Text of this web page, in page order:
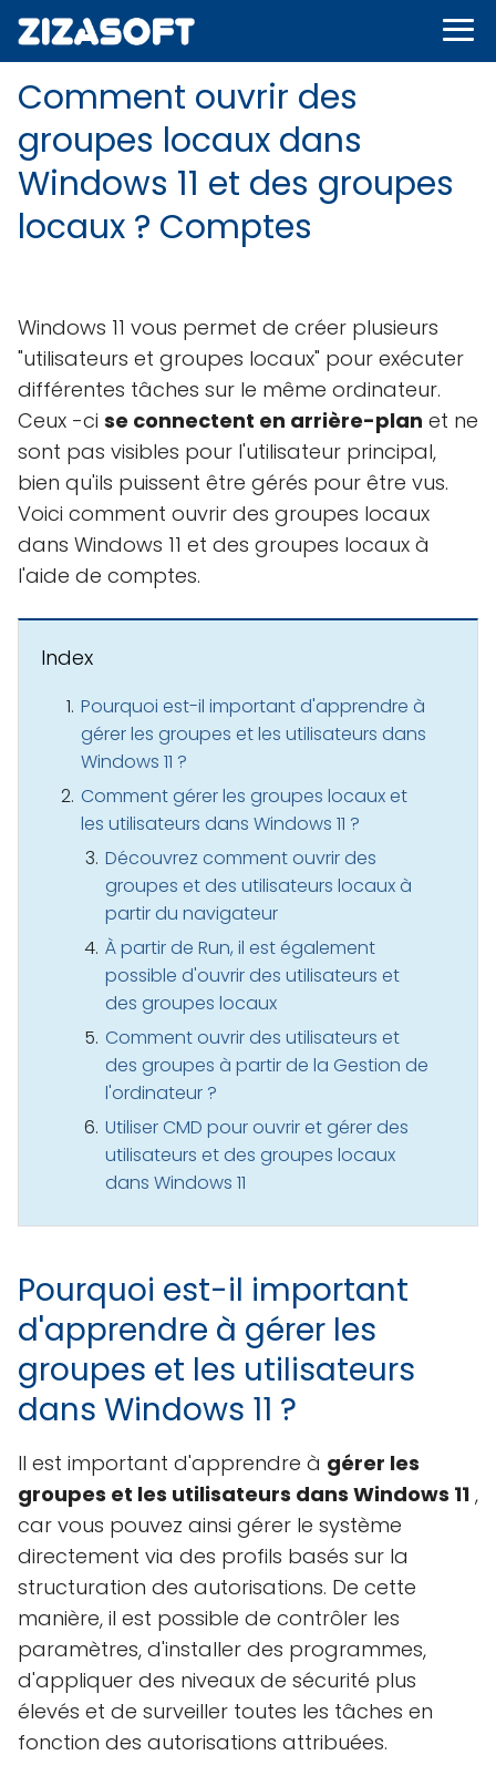
Comment ouvrir des
groupes locaux dans
Windows 11 et des groupes
locaux ? Comptes
Windows 11 vous permet de créer plusieurs
"utilisateurs et groupes locaux" pour exécuter
différentes tâches sur le même ordinateur.
Ceux -ci se connectent en arrière-plan et ne
sont pas visibles pour l'utilisateur principal,
bien qu'ils puissent être gérés pour être vus.
Voici comment ouvrir des groupes locaux
dans Windows 11 et des groupes locaux à
l'aide de comptes.
Index
Pourquoi est-il important d'apprendre à
gérer les groupes et les utilisateurs dans
Windows 11 ?
Comment gérer les groupes locaux et
les utilisateurs dans Windows 11 ?
Découvrez comment ouvrir des
groupes et des utilisateurs locaux à
partir du navigateur
À partir de Run, il est également
possible d'ouvrir des utilisateurs et
des groupes locaux
Comment ouvrir des utilisateurs et
des groupes à partir de la Gestion de
l'ordinateur ?
Utiliser CMD pour ouvrir et gérer des
utilisateurs et des groupes locaux
dans Windows 11
Pourquoi est-il important
d'apprendre à gérer les
groupes et les utilisateurs
dans Windows 11 ?
Il est important d'apprendre à gérer les
groupes et les utilisateurs dans Windows 11 ,
car vous pouvez ainsi gérer le système
directement via des profils basés sur la
structuration des autorisations. De cette
manière, il est possible de contrôler les
paramètres, d'installer des programmes,
d'appliquer des niveaux de sécurité plus
élevés et de surveiller toutes les tâches en
fonction des autorisations attribuées.